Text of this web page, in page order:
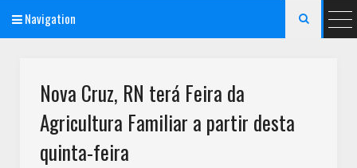
Navigation 
Nova Cruz, RN terá Feira da
Agricultura Familiar a partir desta
quinta-feira